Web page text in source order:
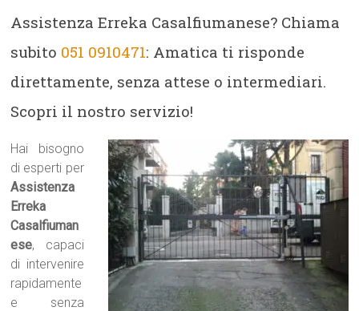
Assistenza Erreka Casalfiumanese? Chiama
subito 051 0910471: Amatica ti risponde
direttamente, senza attese o intermediari.
Scopri il nostro servizio!
Hai bisogno
di esperti per
Assistenza
Erreka
Casalfiuman
ese, capaci
di intervenire
rapidamente
e senza